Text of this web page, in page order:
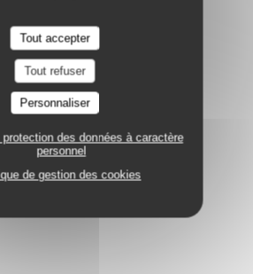
Tout accepter
Tout refuser
Personnaliser
des données à caractère
personnel
de gestion des cookies
accueillir des groupes,
Devis personnalisé gratuit,
Ticket Restaurant, Paiement Sans
Express, Titres restaurant,
Espèces, Carte Bleue